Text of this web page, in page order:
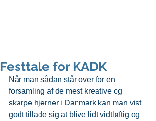
Festtale for KADK
Når man sådan står over for en
forsamling af de mest kreative og
skarpe hjerner i Danmark kan man vist
godt tillade sig at blive lidt vidtløftig og